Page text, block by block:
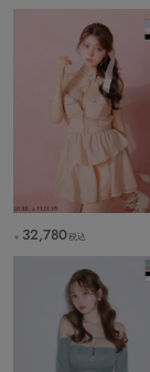
￥ 32,780税込